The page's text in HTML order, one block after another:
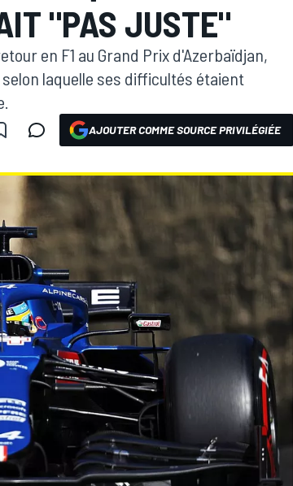
"PAS JUSTE"
en F1 au Grand Prix d'Azerbaïdjan,
laquelle ses difficultés étaient
AJOUTER COMME SOURCE PRIVILÉGIÉE